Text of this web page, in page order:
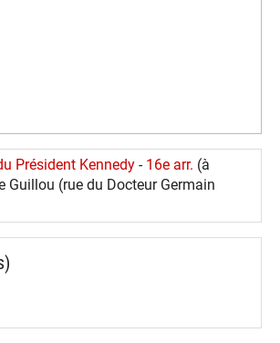
Président Kennedy - 16e arr. (à
Guillou (rue du Docteur Germain